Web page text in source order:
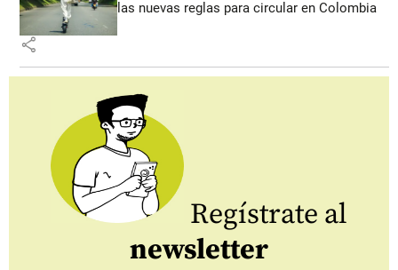
las nuevas reglas para circular en Colombia
share
Regístrate al
newsletter